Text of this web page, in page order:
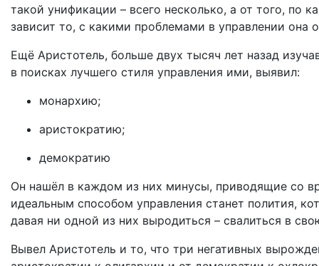
такой унификации – всего несколько, а от того, по
зависит то, с какими проблемами в управлении она
Ещё Аристотель, больше двух тысяч лет назад
в поисках лучшего стиля управления ими, выявил:
монархию;
аристократию;
демократию
Он нашёл в каждом из них минусы, приводящие со
идеальным способом управления станет полития,
давая ни одной из них выродиться – свалиться в
Вывел Аристотель и то, что три негативных